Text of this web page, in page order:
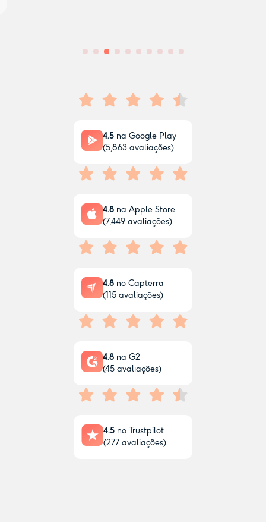
4.5na Google Play
(5,863avaliações)
4.8na Apple Store
(7,449avaliações)
4.8no Capterra
(115avaliações)
4.8na G2
(45avaliações)
4.5no Trustpilot
(277avaliações)